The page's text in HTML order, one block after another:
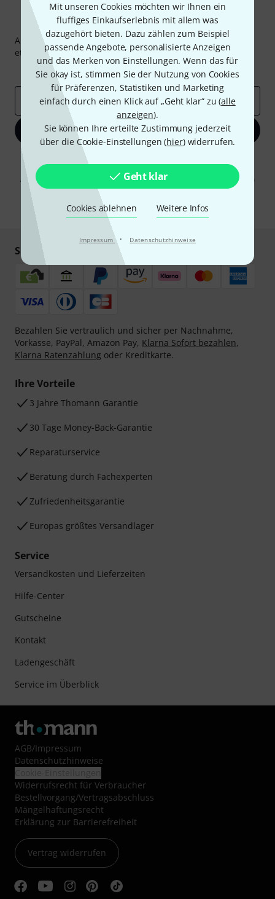
Mit unseren Cookies möchten wir Ihnen ein
fluffiges Einkaufserlebnis mit allem was
dazugehört bieten. Dazu zählen zum Beispiel
passende Angebote, personalisierte Anzeigen
und das Merken von Einstellungen. Wenn das für
Sie okay ist, stimmen Sie der Nutzung von Cookies
für Präferenzen, Statistiken und Marketing
einfach durch einen Klick auf „Geht klar“ zu (alle
anzeigen).
Sie können Ihre erteilte Zustimmung jederzeit
über die Cookie-Einstellungen (hier) widerrufen.
Geht klar
Cookies ablehnen Weitere Infos
Impressum · Datenschutzhinweise
Thomann Newsletter
Abonniere den Thomann Newsletter und gewinne mit
etwas Glück einen von50 Gutscheinenüber jeweils50€
Inspirierende Beiträge
Deals Thomann Insights
E-Mail-Adresse*
Jetzt anmelden
Mit Klick auf „Jetzt anmelden“ stimmen Sie dem Erhalt von E-Mail-
Werbung und einer Messung des E-Mail-Nutzungsverhaltens zu. Die
Abmeldung ist jederzeit möglich. Weitere Informationen finden Sie in
unserenDatenschutzhinweisen.
* Pflichtfeld
Sicher einkaufen & bezahlen
Bezahlen Sie vertraulich und sicher per Nachnahme,
Vorkasse, PayPal, Amazon Pay, Klarna Sofort bezahlen,
Klarna Ratenzahlung oder Kreditkarte.
Ihre Vorteile
3 Jahre Thomann Garantie
30 Tage Money-Back-Garantie
Reparaturservice
Beratung durch Fachexperten
Zufriedenheitsgarantie
Europas größtes Versandlager
Service
Versandkosten und Lieferzeiten
Hilfe-Center
Gutscheine
Kontakt
Ladengeschäft
Service im Überblick
AGB/Impressum
Datenschutzhinweise
Widerrufsrecht für Verbraucher
Bestellvorgang/Vertragsabschluss
Mängelhaftungsrecht
Erklärung zur Barrierefreiheit
Vertrag widerrufen